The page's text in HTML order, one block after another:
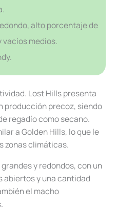
alto porcentaje de
medios.
Lost Hills presenta
producción precoz, siendo
regadío como secano.
a Golden Hills, lo que le
zonas climáticas.
y redondos, con un
abiertos y una cantidad
el macho